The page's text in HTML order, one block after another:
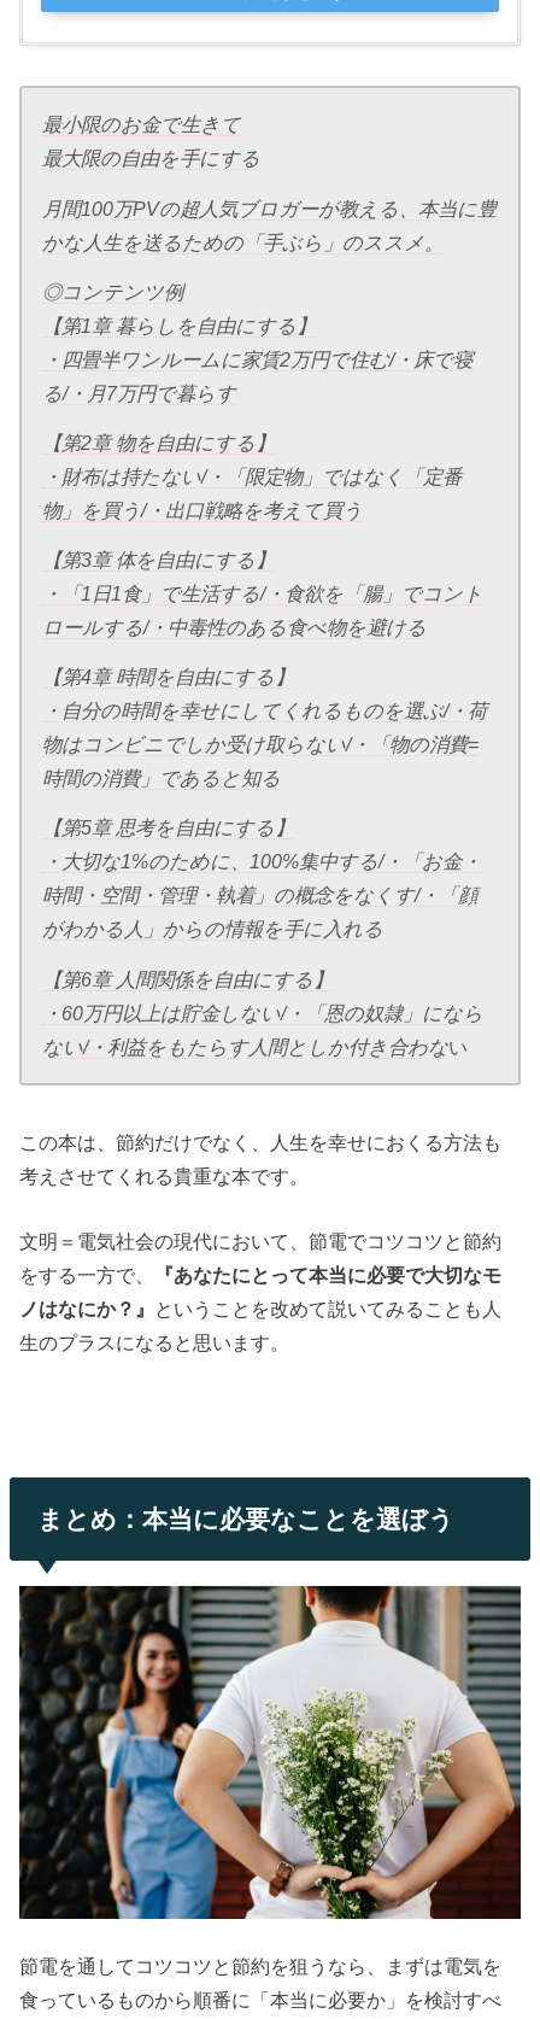
最小限のお金で生きて
最大限の自由を手にする
月間100万PVの超人気ブロガーが教える、本当に豊
かな人生を送るための「手ぶら」のススメ。
◎コンテンツ例
【第1章 暮らしを自由にする】
・四畳半ワンルームに家賃2万円で住む/・床で寝
る/・月7万円で暮らす
【第2章 物を自由にする】
・財布は持たない/・「限定物」ではなく「定番
物」を買う/・出口戦略を考えて買う
【第3章 体を自由にする】
・「1日1食」で生活する/・食欲を「腸」でコント
ロールする/・中毒性のある食べ物を避ける
【第4章 時間を自由にする】
・自分の時間を幸せにしてくれるものを選ぶ/・荷
物はコンビニでしか受け取らない/・「物の消費=
時間の消費」であると知る
【第5章 思考を自由にする】
・大切な1%のために、100%集中する/・「お金・
時間・空間・管理・執着」の概念をなくす/・「顔
がわかる人」からの情報を手に入れる
【第6章 人間関係を自由にする】
・60万円以上は貯金しない/・「恩の奴隷」になら
ない/・利益をもたらす人間としか付き合わない
この本は、節約だけでなく、人生を幸せにおくる方法も
考えさせてくれる貴重な本です。
文明＝電気社会の現代において、節電でコツコツと節約
をする一方で、
『あなたにとって本当に必要で大切なモ
ノはなにか？』 ということを改めて説いてみることも人
生のプラスになると思います。
まとめ：本当に必要なことを選ぼう
節電を通してコツコツと節約を狙うなら、まずは電気を
食っているものから順番に「本当に必要か」を検討すべ